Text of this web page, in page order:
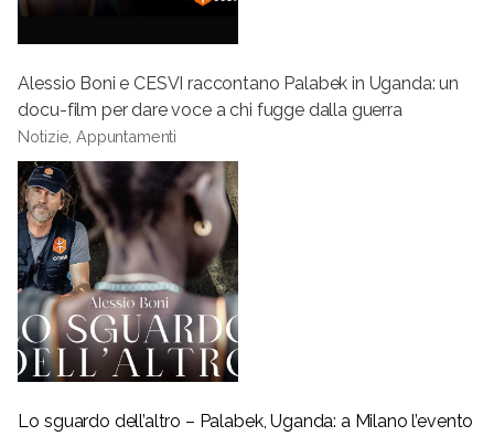
Alessio Boni e CESVI raccontano Palabek in Uganda: un
docu-film per dare voce a chi fugge dalla guerra
Notizie, Appuntamenti
Lo sguardo dell’altro – Palabek, Uganda: a Milano l’evento